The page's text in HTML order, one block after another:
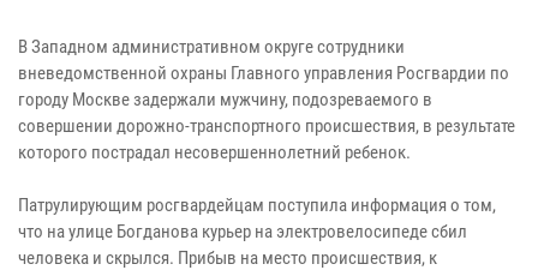
В Западном административном округе сотрудники
вневедомственной охраны Главного управления Росгвардии по
городу Москве задержали мужчину, подозреваемого в
совершении дорожно-транспортного происшествия, в результате
которого пострадал несовершеннолетний ребенок.
Патрулирующим росгвардейцам поступила информация о том,
что на улице Богданова курьер на электровелосипеде сбил
человека и скрылся. Прибыв на место происшествия, к